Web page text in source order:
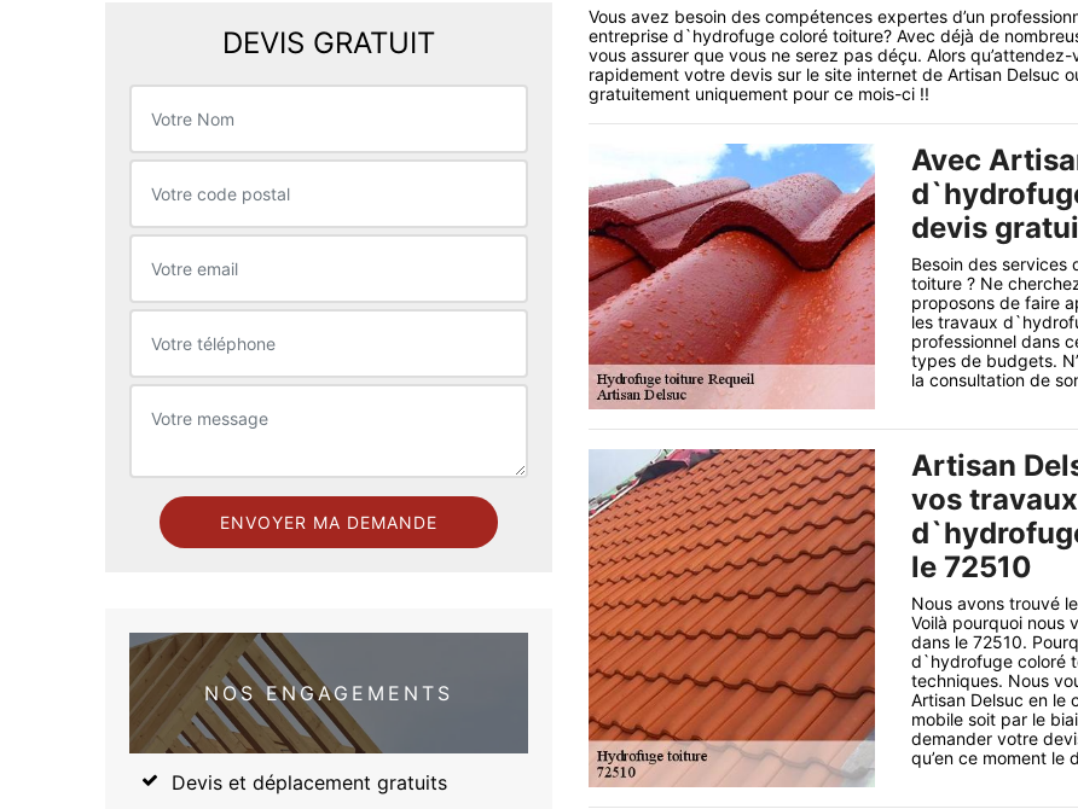
DEVIS GRATUIT
NOS ENGAGEMENTS
Devis et déplacement gratuits
Vous avez besoin des compétences expertes d’un
entreprise d`hydrofuge coloré toiture? Avec déjà de
vous assurer que vous ne serez pas déçu. Alors
rapidement votre devis sur le site internet de Artisan Delsuc
gratuitement uniquement pour ce mois-ci !!
Avec
devis
Besoin des services
toiture ? Ne
proposons de faire
les travaux
professionnel dans
types de budgets.
la consultation de
Artisan
vos
le 72510
Nous avons trouvé
Voilà pourquoi nous
dans le 72510.
d`hydrofuge coloré
techniques. Nous
Artisan Delsuc en le
mobile soit par le
demander votre
qu’en ce moment le